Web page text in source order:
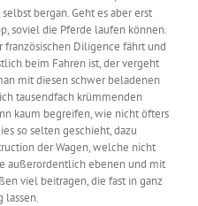
bergan. Geht es aber erst
soviel die Pferde laufen können.
Diligence fährt und
beim Fahren ist, der vergeht
mit diesen schwer beladenen
tausendfach krümmenden
kaum begreifen, wie nicht öfters
so selten geschieht, dazu
der Wagen, welche nicht
außerordentlich ebenen und mit
viel beitragen, die fast in ganz
lassen.